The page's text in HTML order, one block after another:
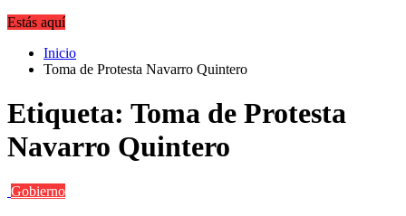
Estás aquí
Inicio
Toma de Protesta Navarro Quintero
Etiqueta: Toma de Protesta
Navarro Quintero
Gobierno